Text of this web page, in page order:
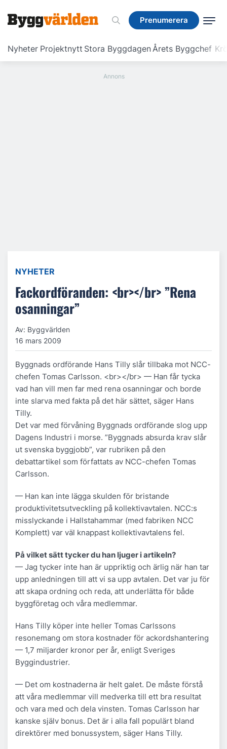
Prenumerera
Nyheter Projektnytt Stora ByggdagenÅrets Byggchef
Prenumerera
NYHETER
Fackordföranden: <br></br> ”Rena
osanningar”
Av: Byggvärlden
16 mars 2009
Byggnads ordförande Hans Tilly slår tillbaka mot NCC-
chefen Tomas Carlsson. <br></br> — Han får tycka
vad han vill men far med rena osanningar och borde
inte slarva med fakta på det här sättet, säger Hans
Tilly.
Det var med förvåning Byggnads ordförande slog upp
Dagens Industri i morse. ”Byggnads absurda krav slår
ut svenska byggjobb”, var rubriken på den
debattartikel som författats av NCC-chefen Tomas
Carlsson.
— Han kan inte lägga skulden för bristande
produktivitetsutveckling på kollektivavtalen. NCC:s
misslyckande i Hallstahammar (med fabriken NCC
Komplett) var väl knappast kollektivavtalens fel.
På vilket sätt tycker du han ljuger i artikeln?
— Jag tycker inte han är uppriktig och ärlig när han tar
upp anledningen till att vi sa upp avtalen. Det var ju för
att skapa ordning och reda, att underlätta för både
byggföretag och våra medlemmar.
Hans Tilly köper inte heller Tomas Carlssons
resonemang om stora kostnader för ackordshantering
— 1,7 miljarder kronor per år, enligt Sveriges
Byggindustrier.
— Det om kostnaderna är helt galet. De måste förstå
att våra medlemmar vill medverka till ett bra resultat
och vara med och dela vinsten. Tomas Carlsson har
kanske själv bonus. Det är i alla fall populärt bland
direktörer med bonussystem, säger Hans Tilly.